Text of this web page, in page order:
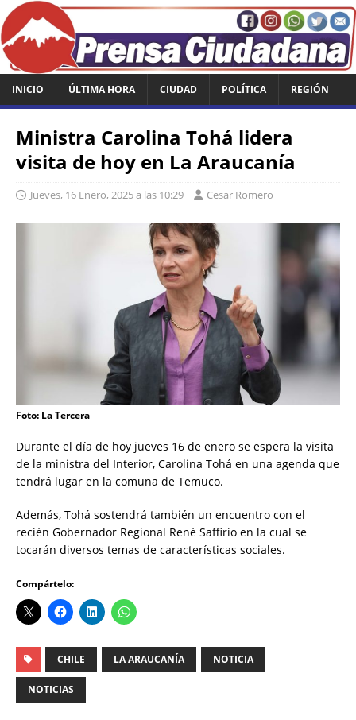
INICIO ÚLTIMA HORA CIUDAD POLÍTICA REGIÓN
Ministra Carolina Tohá lidera
visita de hoy en La Araucanía
Jueves, 16 Enero, 2025 a las 10:29 Cesar Romero
Foto: La Tercera
Durante el día de hoy jueves 16 de enero se espera la visita
de la ministra del Interior, Carolina Tohá en una agenda que
tendrá lugar en la comuna de Temuco.
Además, Tohá sostendrá también un encuentro con el
recién Gobernador Regional René Saffirio en la cual se
tocarán diversos temas de características sociales.
Compártelo:
CHILE LA ARAUCANÍA NOTICIA
NOTICIAS